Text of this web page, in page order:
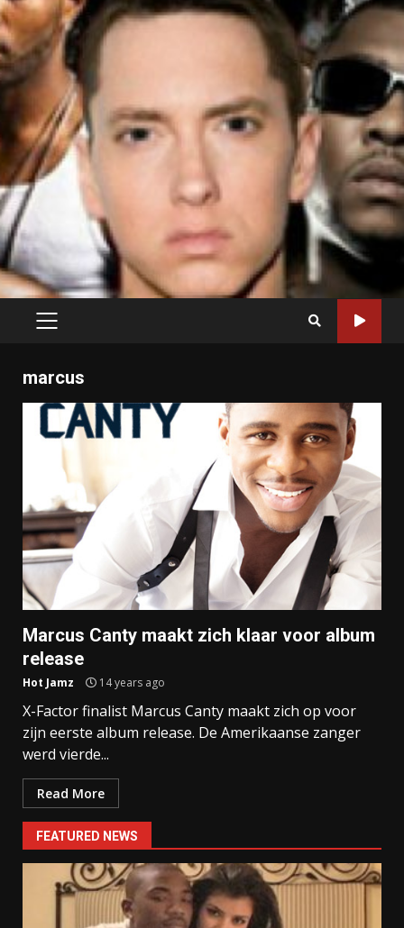
PRIMARY
marcus
Marcus Canty maakt zich klaar voor album
release
Hot Jamz 14 years ago
X-Factor finalist Marcus Canty maakt zich op voor
zijn eerste album release. De Amerikaanse zanger
werd vierde...
Read More
FEATURED NEWS